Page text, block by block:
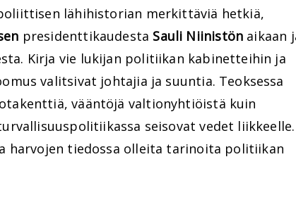
lähihistorian merkittäviä hetkiä,
presidenttikaudesta Sauli Niinistön aikaan
Kirja vie lukijan politiikan kabinetteihin ja
valitsivat johtajia ja suuntia. Teoksessa
vääntöjä valtionyhtiöistä kuin
seisovat vedet liikkeelle.
harvojen tiedossa olleita tarinoita politiikan